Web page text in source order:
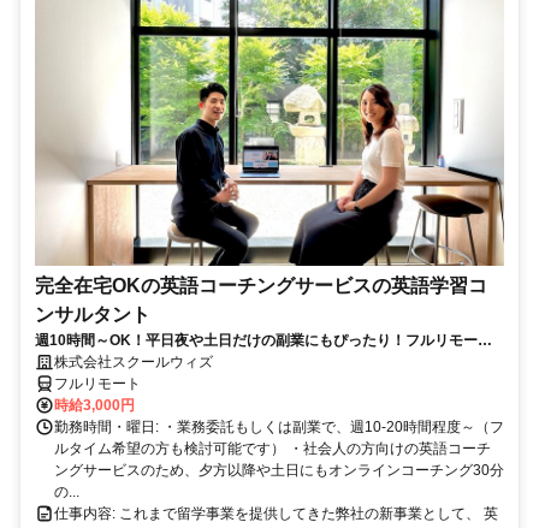
完全在宅OKの英語コーチングサービスの英語学習コ
ンサルタント
週10時間～OK！平日夜や土日だけの副業にもぴったり！フルリモート
OKなので世界のどこからでも働けます！
株式会社スクールウィズ
フルリモート
時給3,000円
勤務時間・曜日: ・業務委託もしくは副業で、週10-20時間程度～（フ
ルタイム希望の方も検討可能です） ・社会人の方向けの英語コーチ
ングサービスのため、夕方以降や土日にもオンラインコーチング30分
の...
仕事内容: これまで留学事業を提供してきた弊社の新事業として、 英